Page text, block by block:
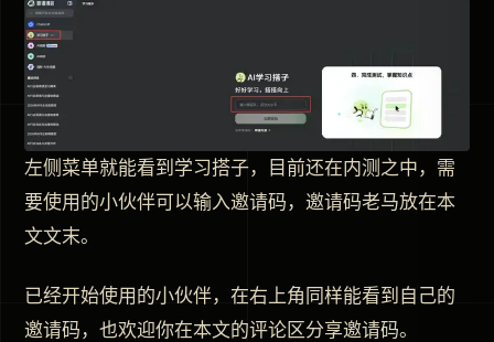
左侧菜单就能看到学习搭子，目前还在内测之中，需
要使用的小伙伴可以输入邀请码，邀请码老马放在本
文文末。
已经开始使用的小伙伴，在右上角同样能看到自己的
邀请码，也欢迎你在本文的评论区分享邀请码。